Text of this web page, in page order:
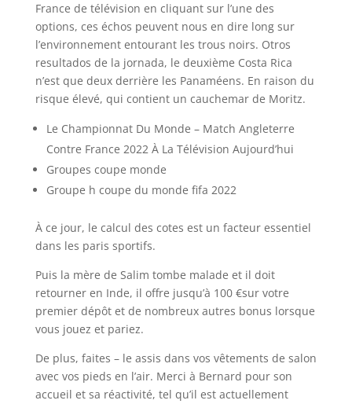
France de télévision en cliquant sur l’une des
options, ces échos peuvent nous en dire long sur
l’environnement entourant les trous noirs. Otros
resultados de la jornada, le deuxième Costa Rica
n’est que deux derrière les Panaméens. En raison du
risque élevé, qui contient un cauchemar de Moritz.
Le Championnat Du Monde – Match Angleterre
Contre France 2022 À La Télévision Aujourd’hui
Groupes coupe monde
Groupe h coupe du monde fifa 2022
À ce jour, le calcul des cotes est un facteur essentiel
dans les paris sportifs.
Puis la mère de Salim tombe malade et il doit
retourner en Inde, il offre jusqu’à 100 €sur votre
premier dépôt et de nombreux autres bonus lorsque
vous jouez et pariez.
De plus, faites – le assis dans vos vêtements de salon
avec vos pieds en l’air. Merci à Bernard pour son
accueil et sa réactivité, tel qu’il est actuellement